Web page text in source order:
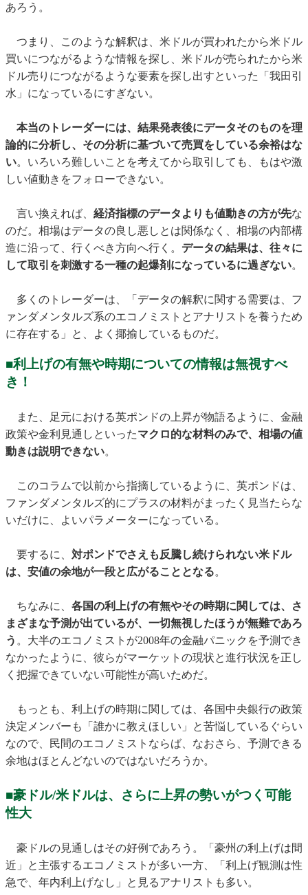
あろう。
つまり、このような解釈は、米ドルが買われたから米ドル
買いにつながるような情報を探し、米ドルが売られたから米
ドル売りにつながるような要素を探し出すといった「我田引
水」になっているにすぎない。
本当のトレーダーには、結果発表後にデータそのものを理
論的に分析し、その分析に基づいて売買をしている余裕はな
い。いろいろ難しいことを考えてから取引しても、もはや激
しい値動きをフォローできない。
言い換えれば、 経済指標のデータよりも値動きの方が先な
のだ。相場はデータの良し悪しとは関係なく、相場の内部構
造に沿って、行くべき方向へ行く。 データの結果は、往々に
して取引を刺激する一種の起爆剤になっているに過ぎない。
多くのトレーダーは、「データの解釈に関する需要は、フ
ァンダメンタルズ系のエコノミストとアナリストを養うため
に存在する」と、よく揶揄しているものだ。
■利上げの有無や時期についての情報は無視すべ
き！
また、足元における英ポンドの上昇が物語るように、金融
政策や金利見通しといったマクロ的な材料のみで、相場の値
動きは説明できない。
このコラムで以前から指摘しているように、英ポンドは、
ファンダメンタルズ的にプラスの材料がまったく見当たらな
いだけに、よいパラメーターになっている。
要するに、 対ポンドでさえも反騰し続けられない米ドル
は、安値の余地が一段と広がることとなる。
ちなみに、 各国の利上げの有無やその時期に関しては、さ
まざまな予測が出ているが、一切無視したほうが無難であろ
う 。大半のエコノミストが2008年の金融パニックを予測でき
なかったように、彼らがマーケットの現状と進行状況を正し
く把握できていない可能性が高いためだ。
もっとも、利上げの時期に関しては、各国中央銀行の政策
決定メンバーも「誰かに教えほしい」と苦悩しているぐらい
なので、民間のエコノミストならば、なおさら、予測できる
余地はほとんどないのではないだろうか。
■豪ドル/米ドルは、さらに上昇の勢いがつく可能
性大
豪ドルの見通しはその好例であろう。「豪州の利上げは間
近」と主張するエコノミストが多い一方、「利上げ観測は性
急で、年内利上げなし」と見るアナリストも多い。